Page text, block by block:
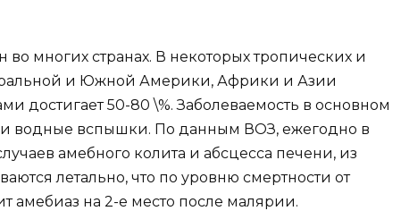
многих странах. В некоторых тропических и
и Южной Америки, Африки и Азии
достигает 50-80 \%. Заболеваемость в основном
и водные вспышки. По данным ВОЗ, ежегодно в
амебного колита и абсцесса печени, из
летально, что по уровню смертности от
амебиаз на 2-е место после малярии.